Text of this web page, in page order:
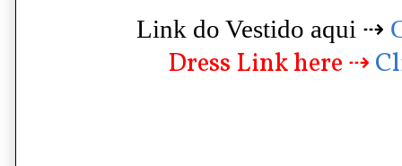
Link do Vestido aqui ⇢
Dress Link here ⇢